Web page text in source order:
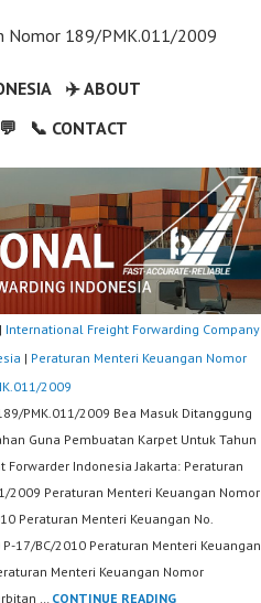
Nomor 189/PMK.011/2009
✈️ ABOUT
💬 📞 CONTACT
International Freight Forwarding Company
| Peraturan Menteri Keuangan Nomor
2009
PMK.011/2009 Bea Masuk Ditanggung
Guna Pembuatan Karpet Untuk Tahun
Indonesia Jakarta: Peraturan
2009 Peraturan Menteri Keuangan Nomor
Peraturan Menteri Keuangan No.
17/BC/2010 Peraturan Menteri Keuangan
Menteri Keuangan Nomor
… CONTINUE READINGPERATURAN